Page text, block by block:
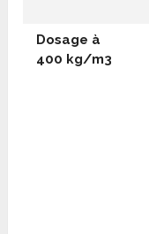
Dosage à
400 kg/m3